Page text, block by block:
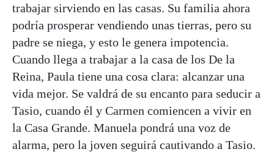
trabajar sirviendo en las casas. Su familia ahora
podría prosperar vendiendo unas tierras, pero su
padre se niega, y esto le genera impotencia.
Cuando llega a trabajar a la casa de los De la
Reina, Paula tiene una cosa clara: alcanzar una
vida mejor. Se valdrá de su encanto para seducir a
Tasio, cuando él y Carmen comiencen a vivir en
la Casa Grande. Manuela pondrá una voz de
alarma, pero la joven seguirá cautivando a Tasio.